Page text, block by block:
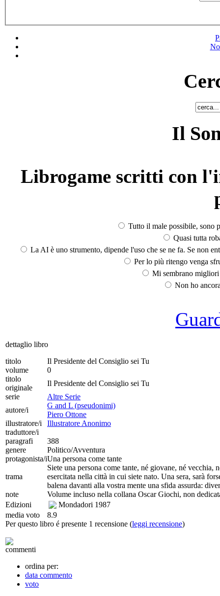
Il
Librogame scritti con
Tutto il male possibile, sono
Quasi tutta
La AI è uno strumento, dipende l'uso che se ne fa. Se non
Per lo più ritengo venga
Mi sembrano
Non ho
dettaglio libro
titolo
Il Presidente del Consiglio sei Tu
volume
0
titolo
originale
Il Presidente del Consiglio sei Tu
serie
Altre Serie
autore/i
G and L (pseudonimi)
Piero Ottone
illustratore/i
Illustratore Anonimo
traduttore/i
paragrafi
388
genere
Politico/Avventura
protagonista/iUna persona come tante
trama
Siete una persona come tante, né giovane, né
esercitata nella città in cui siete nato. Una sera, sarà
balena davanti alla vostra mente una sfida assurda:
note
Volume incluso nella collana Oscar Giochi, non
Edizioni
Mondadori 1987
media voto
8.9
Per questo libro é presente 1 recensione (leggi recensione)
commenti
ordina per:
data commento
voto